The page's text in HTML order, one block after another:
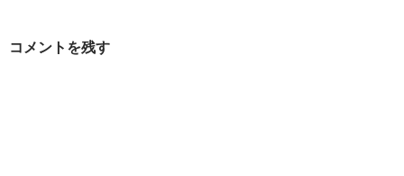
コメントを残す